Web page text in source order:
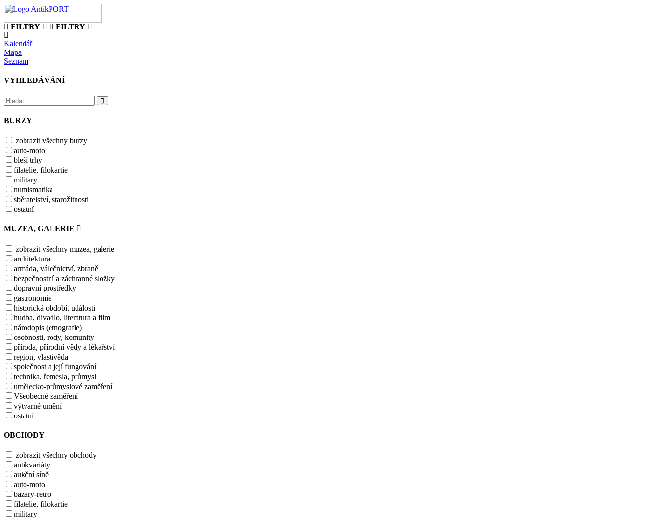
FILTRY
FILTRY
Kalendář
Mapa
Seznam
VYHLEDÁVÁNÍ
BURZY
zobrazit všechny burzy
auto-moto
bleší trhy
filatelie, filokartie
military
numismatika
sběratelství, starožitnosti
ostatní
MUZEA, GALERIE
zobrazit všechny muzea, galerie
architektura
armáda, válečnictví, zbraně
bezpečnostní a záchranné složky
dopravní prostředky
gastronomie
historická období, události
hudba, divadlo, literatura a film
národopis (etnografie)
osobnosti, rody, komunity
příroda, přírodní vědy a lékařství
region, vlastivěda
společnost a její fungování
technika, řemesla, průmysl
umělecko-průmyslové zaměření
Všeobecné zaměření
výtvarné umění
ostatní
OBCHODY
zobrazit všechny obchody
antikvariáty
aukční síně
auto-moto
bazary-retro
filatelie, filokartie
military